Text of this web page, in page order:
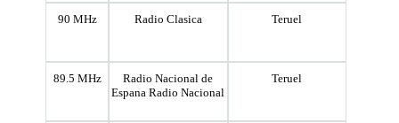
90 MHz Radio Clasica Teruel
89.5 MHz
Radio Nacional de
Espana Radio Nacional
Teruel